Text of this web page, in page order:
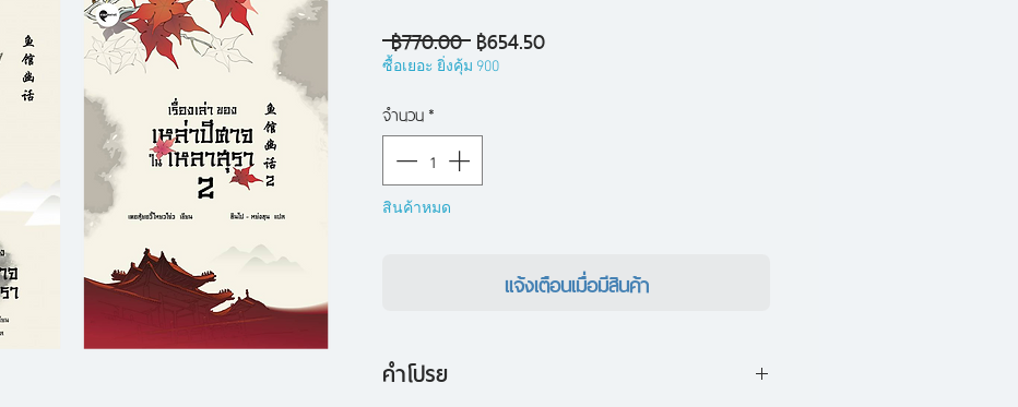
฿770.00 ราคา
ปกติ
฿654.50ราคา
ซื้อเยอะ ยิ่งคุ้ม 900
จำนวน*
สินค้าหมด
แจ้งเตือนเมื่อมีสินค้า
คำโปรย